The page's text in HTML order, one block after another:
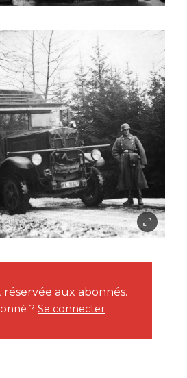
réservée aux abonnés.
? Se connecter